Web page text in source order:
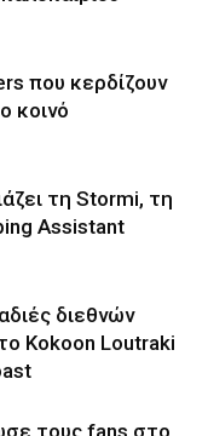
που κερδίζουν
κοινό
τη Stormi, τη
Assistant
διεθνών
Kokoon Loutraki
τους fans στο